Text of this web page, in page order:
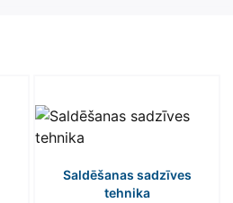
Saldēšanas sadzīves
tehnika